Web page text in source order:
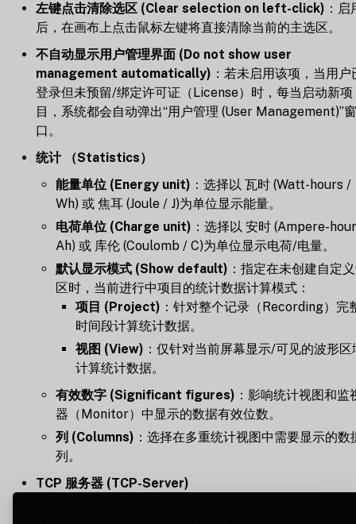
左键点击清除选区 (Clear selection on left-click) ：启
后，在画布上点击鼠标左键将直接清除当前的主选区。
不自动显示用户管理界面 (Do not show user
management automatically) ：若未启用该项，当用户
登录但未预留/绑定许可证（License）时，每当启动新项
目，系统都会自动弹出“用户管理 (User Management)”窗
口。
统计 （Statistics）
能量单位 (Energy unit) ：选择以 瓦时 (Watt-hours /
Wh) 或 焦耳 (Joule / J)为单位显示能量。
电荷单位 (Charge unit) ：选择以 安时 (Ampere-
Ah) 或 库伦 (Coulomb / C)为单位显示电荷/电量。
默认显示模式 (Show default) ：指定在未创建自定
区时，当前进行中项目的统计数据计算模式：
项目 (Project) ：针对整个记录（Recording）完
时间段计算统计数据。
视图 (View) ：仅针对当前屏幕显示/可见的波形区
计算统计数据。
有效数字 (Significant figures) ：影响统计视图和监
器（Monitor）中显示的数据有效位数。
列 (Columns) ：选择在多重统计视图中需要显示的数
列。
TCP 服务器 (TCP-Server)